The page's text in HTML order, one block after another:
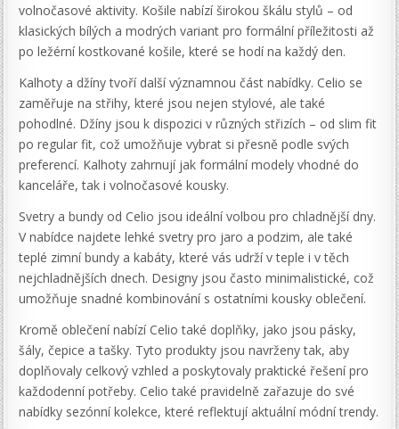
volnočasové aktivity. Košile nabízí širokou škálu stylů – od
klasických bílých a modrých variant pro formální příležitosti až
po ležérní kostkované košile, které se hodí na každý den.
Kalhoty a džíny tvoří další významnou část nabídky. Celio se
zaměřuje na střihy, které jsou nejen stylové, ale také
pohodlné. Džíny jsou k dispozici v různých střizích – od slim fit
po regular fit, což umožňuje vybrat si přesně podle svých
preferencí. Kalhoty zahrnují jak formální modely vhodné do
kanceláře, tak i volnočasové kousky.
Svetry a bundy od Celio jsou ideální volbou pro chladnější dny.
V nabídce najdete lehké svetry pro jaro a podzim, ale také
teplé zimní bundy a kabáty, které vás udrží v teple i v těch
nejchladnějších dnech. Designy jsou často minimalistické, což
umožňuje snadné kombinování s ostatními kousky oblečení.
Kromě oblečení nabízí Celio také doplňky, jako jsou pásky,
šály, čepice a tašky. Tyto produkty jsou navrženy tak, aby
doplňovaly celkový vzhled a poskytovaly praktické řešení pro
každodenní potřeby. Celio také pravidelně zařazuje do své
nabídky sezónní kolekce, které reflektují aktuální módní trendy.